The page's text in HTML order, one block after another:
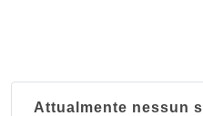
Attualmente nessun